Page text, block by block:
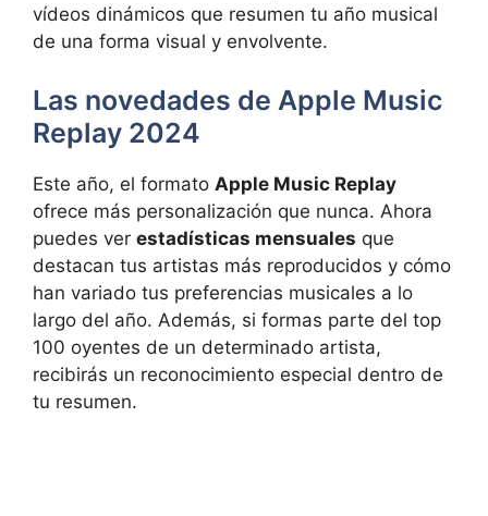
vídeos dinámicos que resumen tu año musical
de una forma visual y envolvente.
Las novedades de Apple Music
Replay 2024
Este año, el formato Apple Music Replay
ofrece más personalización que nunca. Ahora
puedes ver estadísticas mensuales que
destacan tus artistas más reproducidos y cómo
han variado tus preferencias musicales a lo
largo del año. Además, si formas parte del top
100 oyentes de un determinado artista,
recibirás un reconocimiento especial dentro de
tu resumen.